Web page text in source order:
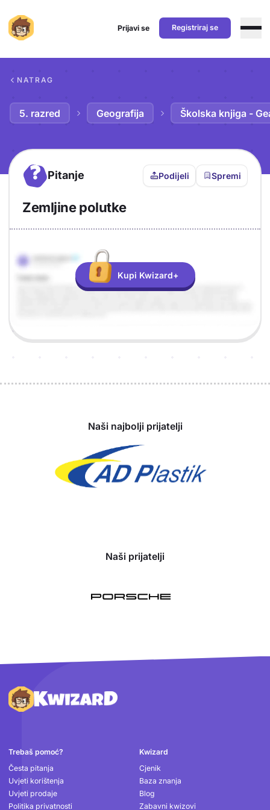
Prijavi se Registriraj se
NATRAG
5. razred Geografija Školska knjiga -
? Pitanje Podijeli Spremi
Zemljine polutke
Odgovor
Objašnjenje
Kupi Kwizard+
Naši najbolji prijatelji
Naši prijatelji
Podnožje
Trebaš pomoć?
Česta pitanja
Uvjeti korištenja
Uvjeti prodaje
Politika privatnosti
Kwizard
Cjenik
Baza znanja
Blog
Zabavni kwizovi